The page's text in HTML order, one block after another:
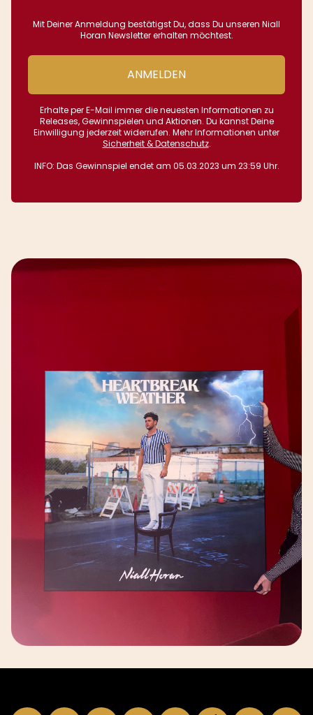
Mit Deiner Anmeldung bestätigst Du, dass Du unseren Niall
Horan Newsletter erhalten möchtest.
ANMELDEN
Erhalte per E-Mail immer die neuesten Informationen zu
Releases, Gewinnspielen und Aktionen. Du kannst Deine
Einwilligung jederzeit widerrufen. Mehr Informationen unter
Sicherheit & Datenschutz.
INFO: Das Gewinnspiel endet am 05.03.2023 um 23:59 Uhr.